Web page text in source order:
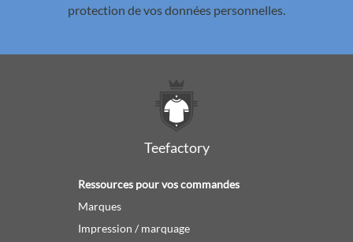
protection de vos données personnelles.
Teefactory
Ressources pour vos commandes
Marques
Impression / marquage